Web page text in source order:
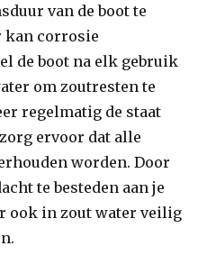
van de boot te
kan corrosie
de boot na elk gebruik
om zoutresten te
regelmatig de staat
ervoor dat alle
worden. Door
te besteden aan je
ook in zout water veilig